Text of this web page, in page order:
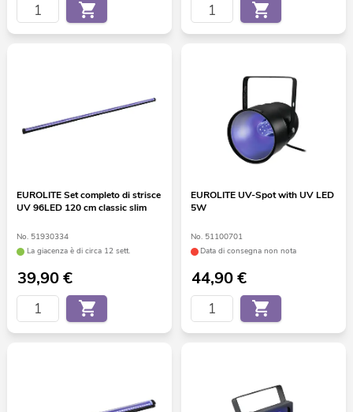
EUROLITE Set completo di strisce
UV 96LED 120 cm classic slim
No. 51930334
La giacenza è di circa 12 sett.
39,90€
EUROLITE UV-Spot with UV LED
5W
No. 51100701
Data di consegna non nota
44,90€